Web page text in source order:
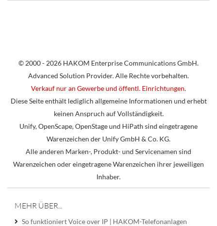
© 2000 - 2026 HAKOM Enterprise Communications GmbH.
Advanced Solution Provider. Alle Rechte vorbehalten.
Verkauf nur an Gewerbe und öffentl. Einrichtungen.
Diese Seite enthält lediglich allgemeine Informationen und erhebt
keinen Anspruch auf Vollständigkeit.
Unify, OpenScape, OpenStage und HiPath sind eingetragene
Warenzeichen der Unify GmbH & Co. KG.
Alle anderen Marken-, Produkt- und Servicenamen sind
Warenzeichen oder eingetragene Warenzeichen ihrer jeweiligen
Inhaber.
MEHR ÜBER...
So funktioniert Voice over IP | HAKOM-Telefonanlagen